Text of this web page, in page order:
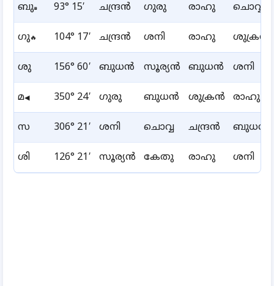
ബു🔲 93° 15′ ചന്ദ്രൻ ഗുരു രാഹു ചൊവ്വ
ഗു🔥 104° 17′ ചന്ദ്രൻ ശനി രാഹു ശുക്രൻ
ശു 156° 60′ ബുധൻ സൂര്യൻ ബുധൻ ശനി
മ◀ 350° 24′ ഗുരു ബുധൻ ശുക്രൻ രാഹു
സ 306° 21′ ശനി ചൊവ്വ ചന്ദ്രൻ ബുധൻ
ശി 126° 21′ സൂര്യൻ കേതു രാഹു ശനി